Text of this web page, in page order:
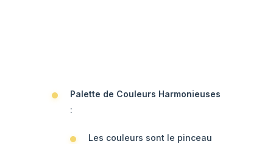
Palette de Couleurs Harmonieuses
:
Les couleurs sont le pinceau